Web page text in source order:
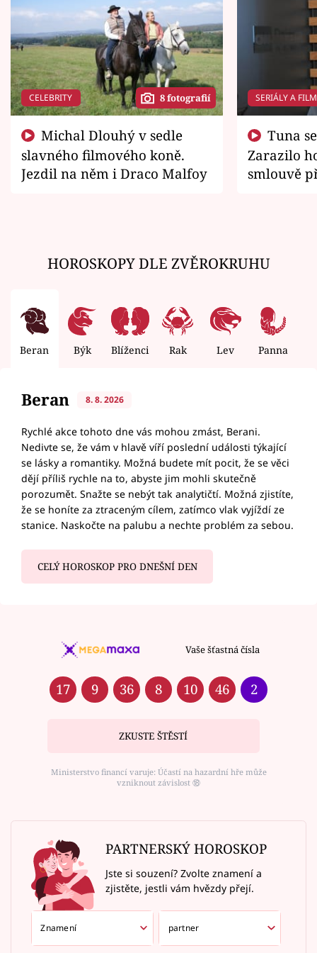
CELEBRITY 8 fotografií
slavného filmového koně.
Jezdil na něm i Draco Malfoy
SERIÁLY A
Zarazilo
smlouvě
HOROSKOPY DLE ZVĚROKRUHU
Beran Býk Blíženci Rak Lev Panna
Beran 8. 8. 2026
Rychlé akce tohoto dne vás mohou zmást, Berani.
Nedivte se, že vám v hlavě víří poslední události týkající
se lásky a romantiky. Možná budete mít pocit, že se věci
dějí příliš rychle na to, abyste jim mohli skutečně
porozumět. Snažte se nebýt tak analytičtí. Možná zjistíte,
že se honíte za ztraceným cílem, zatímco vlak vyjíždí ze
stanice. Naskočte na palubu a nechte problém za sebou.
CELÝ HOROSKOP PRO DNEŠNÍ DEN
Vaše šťastná čísla
17 9 36 8 10 46 2
ZKUSTE ŠTĚSTÍ
Ministerstvo financí varuje: Účastí na hazardní hře může
vzniknout závislost ⑱
PARTNERSKÝ HOROSKOP
Jste si souzení? Zvolte znamení a
zjistěte, jestli vám hvězdy přejí.